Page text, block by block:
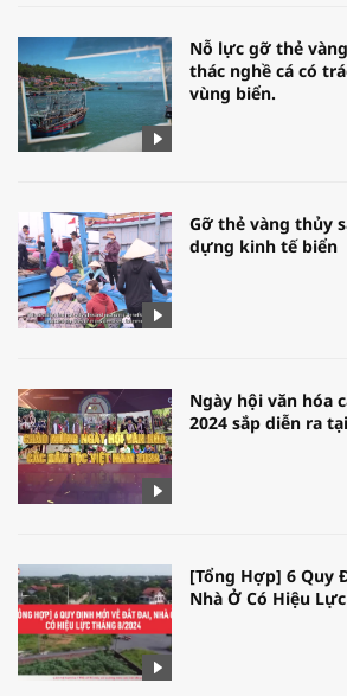
Nỗ lực gỡ thẻ
thác nghề cá có
vùng biển.
Gỡ thẻ vàng thủy
dựng kinh tế biển
Ngày hội văn hóa
2024 sắp diễn ra
[Tổng Hợp] 6 Quy
Nhà Ở Có Hiệu